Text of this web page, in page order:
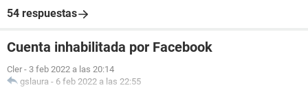
54 respuestas
Cuenta inhabilitada por Facebook
Cler - 3 feb 2022 a las 20:14
gslaura - 6 feb 2022 a las 22:55